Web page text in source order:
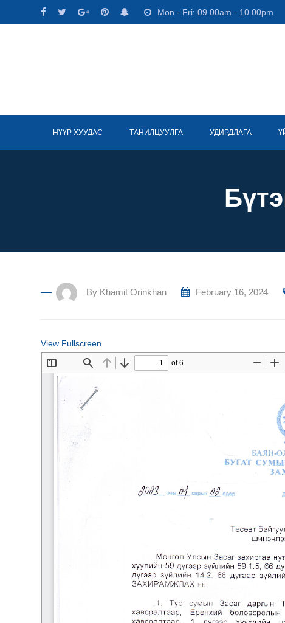
Mon - Fri: 09.00am - 10.00pm
НҮҮР ХУУДАС ТАНИЛЦУУЛГА УДИРДЛАГА
By Khamit Orinkhan February 16, 2024
View Fullscreen